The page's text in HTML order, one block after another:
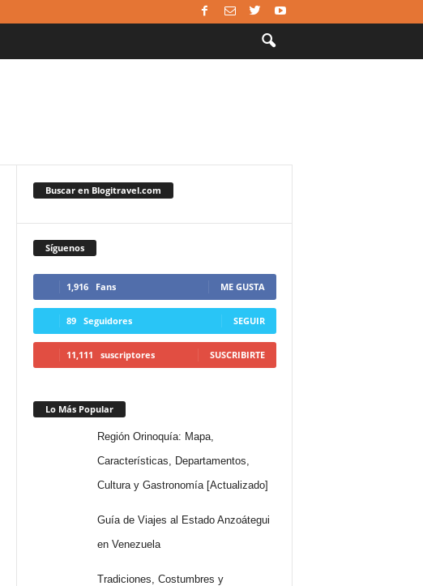
Buscar en Blogitravel.com
Síguenos
1,916 Fans ME GUSTA
89 Seguidores SEGUIR
11,111 suscriptores SUSCRIBIRTE
Lo Más Popular
Región Orinoquía: Mapa,
Características, Departamentos,
Cultura y Gastronomía [Actualizado]
Guía de Viajes al Estado Anzoátegui
en Venezuela
Tradiciones, Costumbres y